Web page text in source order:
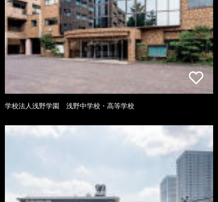
学校法人浅野学園 浅野中学校・高等学校